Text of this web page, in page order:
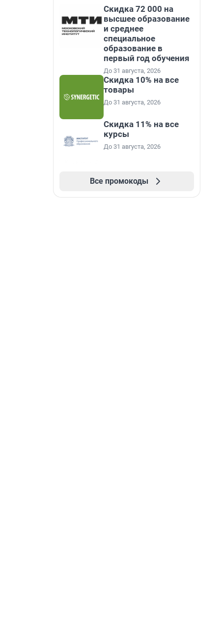
Скидка 72 000 на
высшее образование
и среднее
специальное
образование в
первый год обучения
До 31 августа, 2026
Скидка 10% на все
товары
До 31 августа, 2026
Скидка 11% на все
курсы
До 31 августа, 2026
Все промокоды